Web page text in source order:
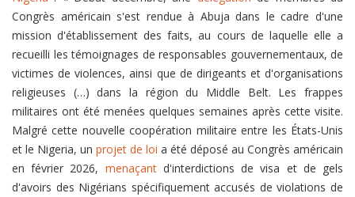
Congrès américain s'est rendue à Abuja dans le cadre d'une
mission d'établissement des faits, au cours de laquelle elle a
recueilli les témoignages de responsables gouvernementaux, de
victimes de violences, ainsi que de dirigeants et d'organisations
religieuses (…) dans la région du Middle Belt. Les frappes
militaires ont été menées quelques semaines après cette visite.
Malgré cette nouvelle coopération militaire entre les États-Unis
et le Nigeria, un projet de loi a été déposé au Congrès américain
en février 2026, menaçantd'interdictions de visa et de gels
d'avoirs des Nigérians spécifiquement accusés de violations de